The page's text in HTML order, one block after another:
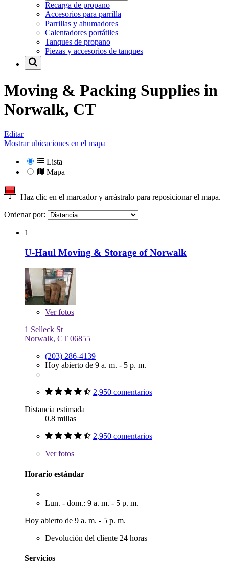
Recarga de propano
Accesorios para parrilla
Parrillas y ahumadores
Calentadores portátiles
Tanques de propano
Piezas y accesorios de tanques
Moving & Packing Supplies in
Norwalk, CT
Editar
Mostrar ubicaciones en el mapa
Lista
Mapa
Haz clic en el marcador y arrástralo para reposicionar el mapa.
Ordenar por:
1
U-Haul Moving & Storage of Norwalk
Verfotos
1 Selleck St
Norwalk, CT 06855
(203) 286-4139
Hoy abierto de 9 a. m. - 5 p. m.
2,950 comentarios
Distancia estimada
0.8 millas
2,950 comentarios
Verfotos
Horario estándar
Lun. - dom.: 9 a. m. - 5 p. m.
Hoy abierto de 9 a. m. - 5 p. m.
Devolución del cliente 24 horas
Servicios